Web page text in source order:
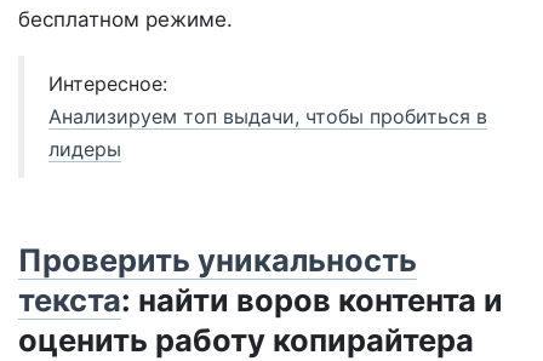
бесплатном режиме.
Интересное:
Анализируем топ выдачи, чтобы пробиться в
лидеры
Проверить уникальность
текста: найти воров контента и
оценить работу копирайтера